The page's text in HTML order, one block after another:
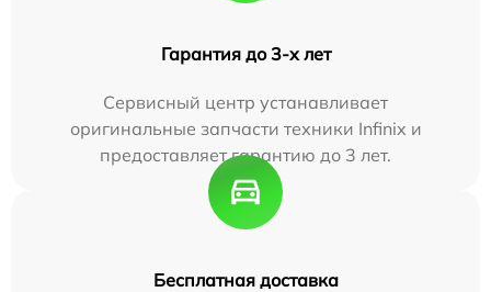
Гарантия до 3-х лет
Сервисный центр устанавливает
оригинальные запчасти техники Infinix и
предоставляет гарантию до 3 лет.
Бесплатная доставка